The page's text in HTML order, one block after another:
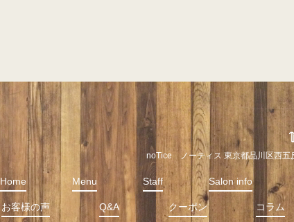
noTice ノーティス 東京都品川区西
Home Menu Staff Salon info
お客様の声 Q&A クーポン コラム